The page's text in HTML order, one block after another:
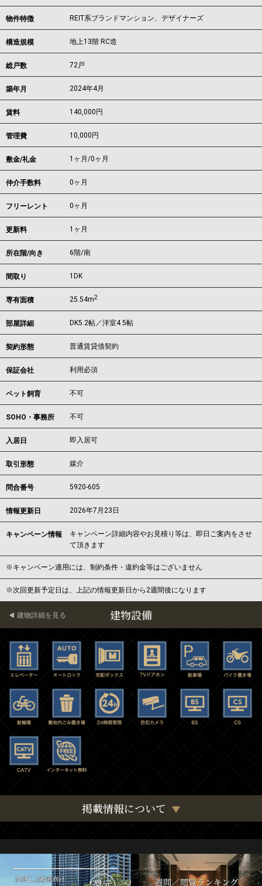
物件特徴 REIT系ブランドマンション、デザイナーズ
構造規模 地上13階 RC造
総戸数 72戸
築年月 2024年4月
賃料 140,000 円
管理費 10,000円
敷金/礼金 1ヶ月/0ヶ月
仲介手数料 0ヶ月
フリーレント 0ヶ月
更新料 1ヶ月
所在階/向き 6階/南
間取り 1DK
専有面積 25.54m2
部屋詳細 DK5.2帖／洋室4.5帖
契約形態 普通賃貸借契約
保証会社 利用必須
ペット飼育 不可
SOHO・事務所 不可
入居日 即入居可
取引形態 媒介
問合番号 5920-605
情報更新日 2026年7月23日
キャンペーン情報
キャンペーン詳細内容やお見積り等は、即日ご案内をさせ
て頂きます
※キャンペーン適用には、制約条件・違約金等はございません
※次回更新予定日は、上記の情報更新日から2週間後になります
建物設備
建物詳細を見る
掲載情報について